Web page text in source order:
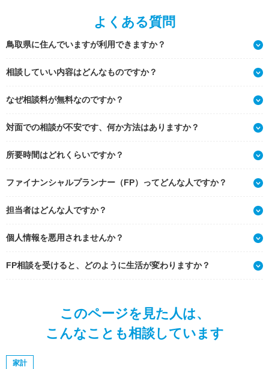
よくある質問
鳥取県に住んでいますが利用できますか？
相談していい内容はどんなものですか？
なぜ相談料が無料なのですか？
対面での相談が不安です、何か方法はありますか？
所要時間はどれくらいですか？
ファイナンシャルプランナー（FP）ってどんな人ですか？
担当者はどんな人ですか？
個人情報を悪用されませんか？
FP相談を受けると、どのように生活が変わりますか？
このページを見た人は、
こんなことも相談しています
家計